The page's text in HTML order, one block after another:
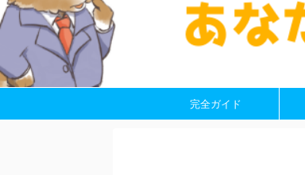
完全ガイド